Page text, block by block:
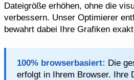
Dateigröße erhöhen, ohne die
verbessern. Unser Optimierer
bewahrt dabei Ihre Grafiken
100% browserbasiert: Die
erfolgt in Ihrem Browser. Ihre